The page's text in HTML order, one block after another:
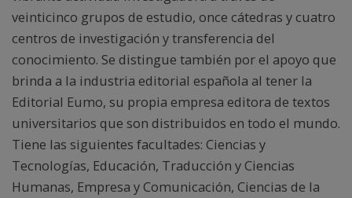
veinticinco grupos de estudio, once cátedras y cuatro
centros de investigación y transferencia del
conocimiento. Se distingue también por el apoyo que
brinda a la industria editorial española al tener la
Editorial Eumo, su propia empresa editora de textos
universitarios que son distribuidos en todo el mundo.
Tiene las siguientes facultades: Ciencias y
Tecnologías, Educación, Traducción y Ciencias
Humanas, Empresa y Comunicación, Ciencias de la